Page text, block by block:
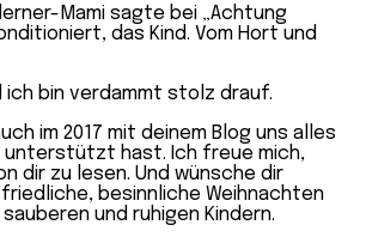
Mami sagte bei „Achtung
das Kind. Vom Hort und
ich bin verdammt stolz drauf.
im 2017 mit deinem Blog uns alles
unterstützt hast. Ich freue mich,
dir zu lesen. Und wünsche dir
besinnliche Weihnachten
und ruhigen Kindern.